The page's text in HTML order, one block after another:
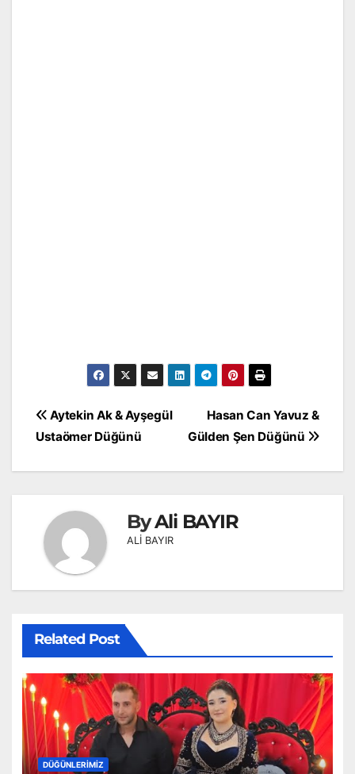
Yazı
gezinmesi
Hasan Can Yavuz &
Gülden Şen Düğünü
Aytekin Ak & Ayşegül
Ustaömer Düğünü
ByAli BAYIR
ALİ BAYIR
Related Post
DÜĞÜNLERIMIZ